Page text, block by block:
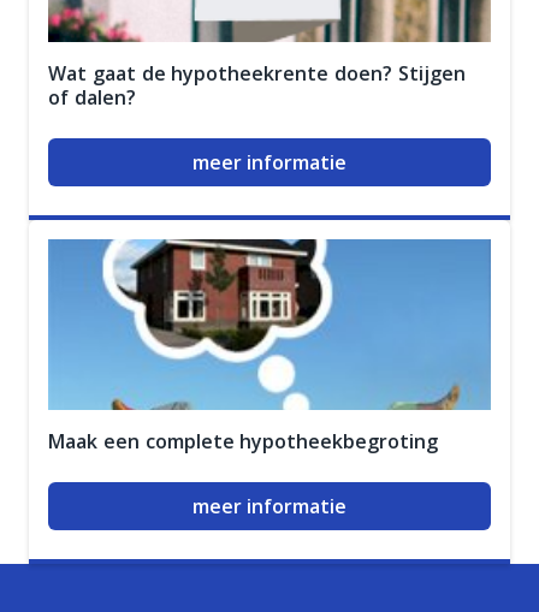
Wat gaat de hypotheekrente doen? Stijgen
of dalen?
meer informatie
Maak een complete hypotheekbegroting
meer informatie